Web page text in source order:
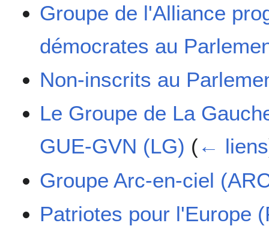
Groupe de l'Alliance
démocrates au
Non-inscrits au
Le Groupe de La
GUE-GVN (LG) (← liens
Groupe Arc-en-ciel
Patriotes pour l'Europe